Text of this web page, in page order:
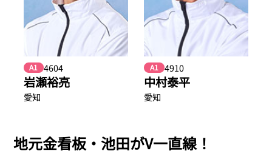
A1 4604
岩瀬裕亮
愛知
A1 4910
中村泰平
愛知
地元金看板・池田がV一直線！